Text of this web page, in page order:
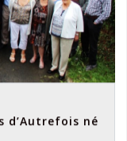
d’Autrefois né